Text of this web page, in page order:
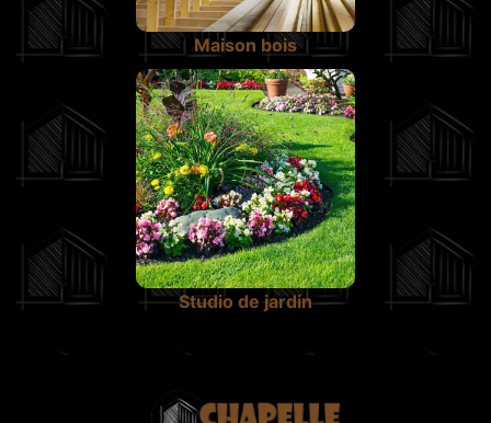
Maison bois
Studio de jardin